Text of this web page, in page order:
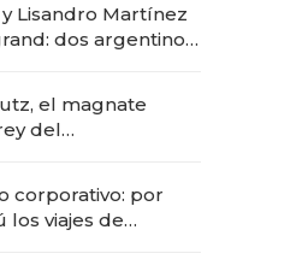
premium"
Lisandro Martínez
dos argentinos
el magnate
del
corporativo: por
los viajes de